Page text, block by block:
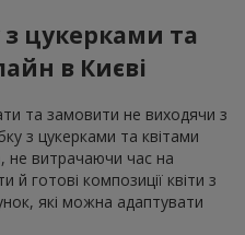
цукерками та
в Києві
та замовити не виходячи з
з цукерками та квітами
не витрачаючи час на
й готові композиції квіти з
які можна адаптувати